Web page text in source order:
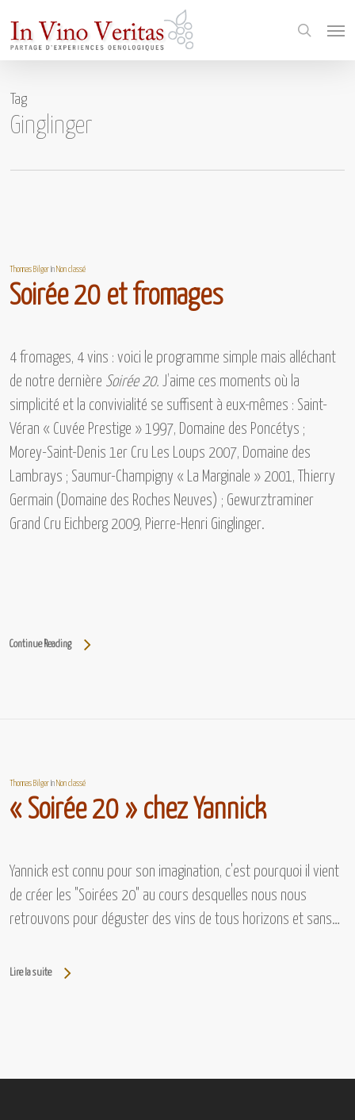
main
search
Tag
Ginglinger
Thomas Bilger InNon classé
Soirée 20 et fromages
4 fromages, 4 vins : voici le programme simple mais alléchant
de notre dernière Soirée 20. J’aime ces moments où la
simplicité et la convivialité se suffisent à eux-mêmes : Saint-
Véran « Cuvée Prestige » 1997, Domaine des Poncétys ;
Morey-Saint-Denis 1er Cru Les Loups 2007, Domaine des
Lambrays ; Saumur-Champigny « La Marginale » 2001, Thierry
Germain (Domaine des Roches Neuves) ; Gewurztraminer
Grand Cru Eichberg 2009, Pierre-Henri Ginglinger.
Continue Reading
Thomas Bilger InNon classé
« Soirée 20 » chez Yannick
Yannick est connu pour son imagination, c'est pourquoi il vient
de créer les "Soirées 20" au cours desquelles nous nous
retrouvons pour déguster des vins de tous horizons et sans…
Lire la suite